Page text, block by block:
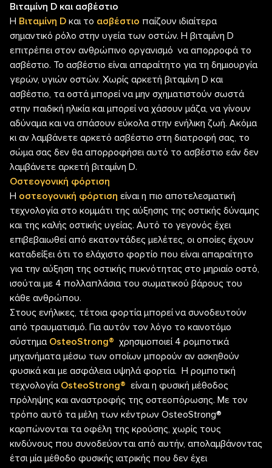
Βιταμίνη D και ασβέστιο
Η Βιταμίνη D και το ασβέστιο παίζουν ιδιαίτερα
σημαντικό ρόλο στην υγεία των οστών. Η βιταμίνη D
επιτρέπει στον ανθρώπινο οργανισμό να απορροφά το
ασβέστιο. Το ασβέστιο είναι απαραίτητο για τη δημιουργία
γερών, υγιών οστών. Χωρίς αρκετή βιταμίνη D και
ασβέστιο, τα οστά μπορεί να μην σχηματιστούν σωστά
στην παιδική ηλικία και μπορεί να χάσουν μάζα, να γίνουν
αδύναμα και να σπάσουν εύκολα στην ενήλικη ζωή. Ακόμα
κι αν λαμβάνετε αρκετό ασβέστιο στη διατροφή σας, το
σώμα σας δεν θα απορροφήσει αυτό το ασβέστιο εάν δεν
λαμβάνετε αρκετή βιταμίνη D.
Οστεογονική φόρτιση
Η οστεογονική φόρτιση είναι η πιο αποτελεσματική
τεχνολογία στο κομμάτι της αύξησης της οστικής δύναμης
και της καλής οστικής υγείας. Αυτό το γεγονός έχει
επιβεβαιωθεί από εκατοντάδες μελέτες, οι οποίες έχουν
καταδείξει ότι το ελάχιστο φορτίο που είναι απαραίτητο
για την αύξηση της οστικής πυκνότητας στο μηριαίο οστό,
ισούται με 4 πολλαπλάσια του σωματικού βάρους του
κάθε ανθρώπου.
Στους ενήλικες, τέτοια φορτία μπορεί να συνοδευτούν
από τραυματισμό. Για αυτόν τον λόγο το καινοτόμο
σύστημα OsteoStrong® χρησιμοποιεί 4 ρομποτικά
μηχανήματα μέσω των οποίων μπορούν αν ασκηθούν
φυσικά και με ασφάλεια υψηλά φορτία. Η ρομποτική
τεχνολογία OsteoStrong® είναι η φυσική μέθοδος
πρόληψης και αναστροφής της οστεοπόρωσης. Με τον
τρόπο αυτό τα μέλη των κέντρων ΟsteoStrong®
καρπώνονται τα οφέλη της κρούσης, χωρίς τους
κινδύνους που συνοδεύονται από αυτήν, απολαμβάνοντας
έτσι μία μέθοδο φυσικής ιατρικής που δεν έχει